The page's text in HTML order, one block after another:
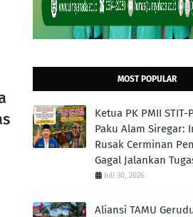
MOST POPULAR
Ketua PK PMII STIT-
Paku Alam Siregar:
Rusak Cerminan
Gagal Jalankan
Juli 30, 2026
Aliansi TAMU